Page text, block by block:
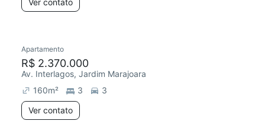
Ver contato
Apartamento
R$ 2.370.000
Av. Interlagos, Jardim Marajoara
160m² 3
3
Ver contato